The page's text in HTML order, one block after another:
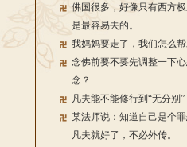
佛国很多，好像只有西方
是最容易去的。
我妈妈要走了，我们怎么帮
念佛前要不要先调整一下
念？
凡夫能不能修行到“无分别”
某法师说：知道自己是个
凡夫就好了，不必外传。